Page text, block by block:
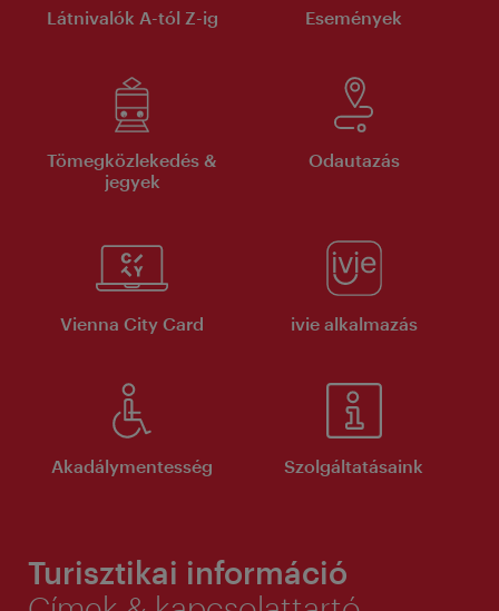
Látnivalók A-tól Z-ig Események
Tömegközlekedés &
jegyek
Odautazás
Vienna City Card ivie alkalmazás
Akadálymentesség Szolgáltatásaink
Turisztikai információ